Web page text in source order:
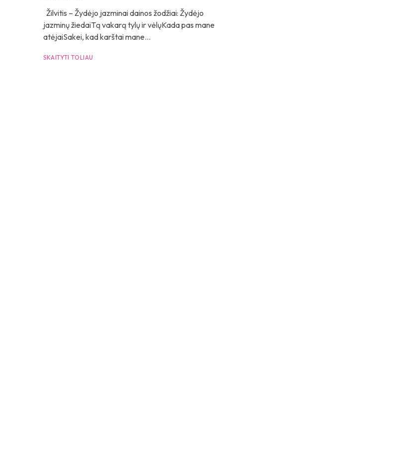
Žilvitis – Žydėjo jazminai dainos žodžiai: Žydėjo
jazminų žiedaiTą vakarą tylų ir vėlųKada pas mane
atėjaiSakei, kad karštai mane...
SKAITYTI TOLIAU